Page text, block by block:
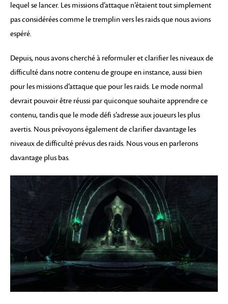
lequel se lancer. Les missions d’attaque n’étaient tout simplement
pas considérées comme le tremplin vers les raids que nous avions
espéré.
Depuis, nous avons cherché à reformuler et clarifier les niveaux de
difficulté dans notre contenu de groupe en instance, aussi bien
pour les missions d’attaque que pour les raids. Le mode normal
devrait pouvoir être réussi par quiconque souhaite apprendre ce
contenu, tandis que le mode défi s’adresse aux joueurs les plus
avertis. Nous prévoyons également de clarifier davantage les
niveaux de difficulté prévus des raids. Nous vous en parlerons
davantage plus bas.